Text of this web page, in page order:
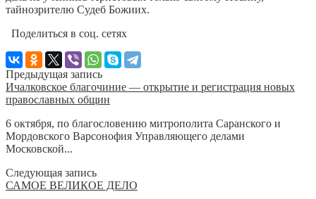
тайнозрителю Судеб Божиих.
Поделиться в соц. сетях
Предыдущая запись
Ичалковское благочиние — открытие и регистрация новых
православных общин
6 октября, по благословению митрополита Саранского и
Мордовского Варсонофия Управляющего делами
Московской...
Следующая запись
САМОЕ ВЕЛИКОЕ ДЕЛО